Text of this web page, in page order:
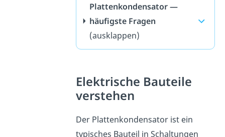
Plattenkondensator —
häufigste Fragen
(ausklappen)
Elektrische Bauteile
verstehen
Der Plattenkondensator ist ein
typisches Bauteil in Schaltungen